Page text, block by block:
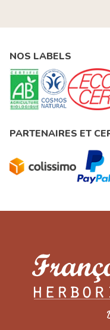
NOS LABELS
PARTENAIRES ET